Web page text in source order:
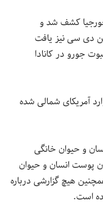
جورجیا کشف شد و
دی سی نیز یافت
جورو در کانادا
آمریکای شمالی شده
و حیوان خانگی
پوست انسان و حیوان
هیچ گزارشی درباره
است.